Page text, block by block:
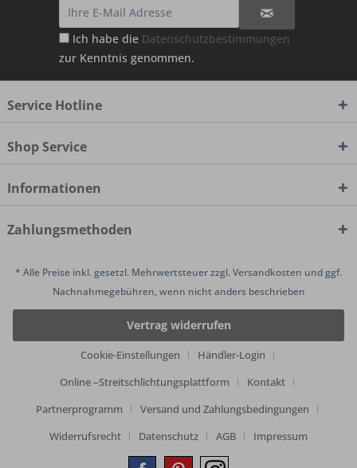
Ich habe die Datenschutzbestimmungen
zur Kenntnis genommen.
Service Hotline
Shop Service
Informationen
Zahlungsmethoden
* Alle Preise inkl. gesetzl. Mehrwertsteuer zzgl.Versandkosten und ggf.
Nachnahmegebühren, wenn nicht anders beschrieben
Vertrag widerrufen
Cookie-Einstellungen
Händler-Login
Online –Streitschlichtungsplattform
Kontakt
Partnerprogramm
Versand und Zahlungsbedingungen
Widerrufsrecht
Datenschutz AGB Impressum